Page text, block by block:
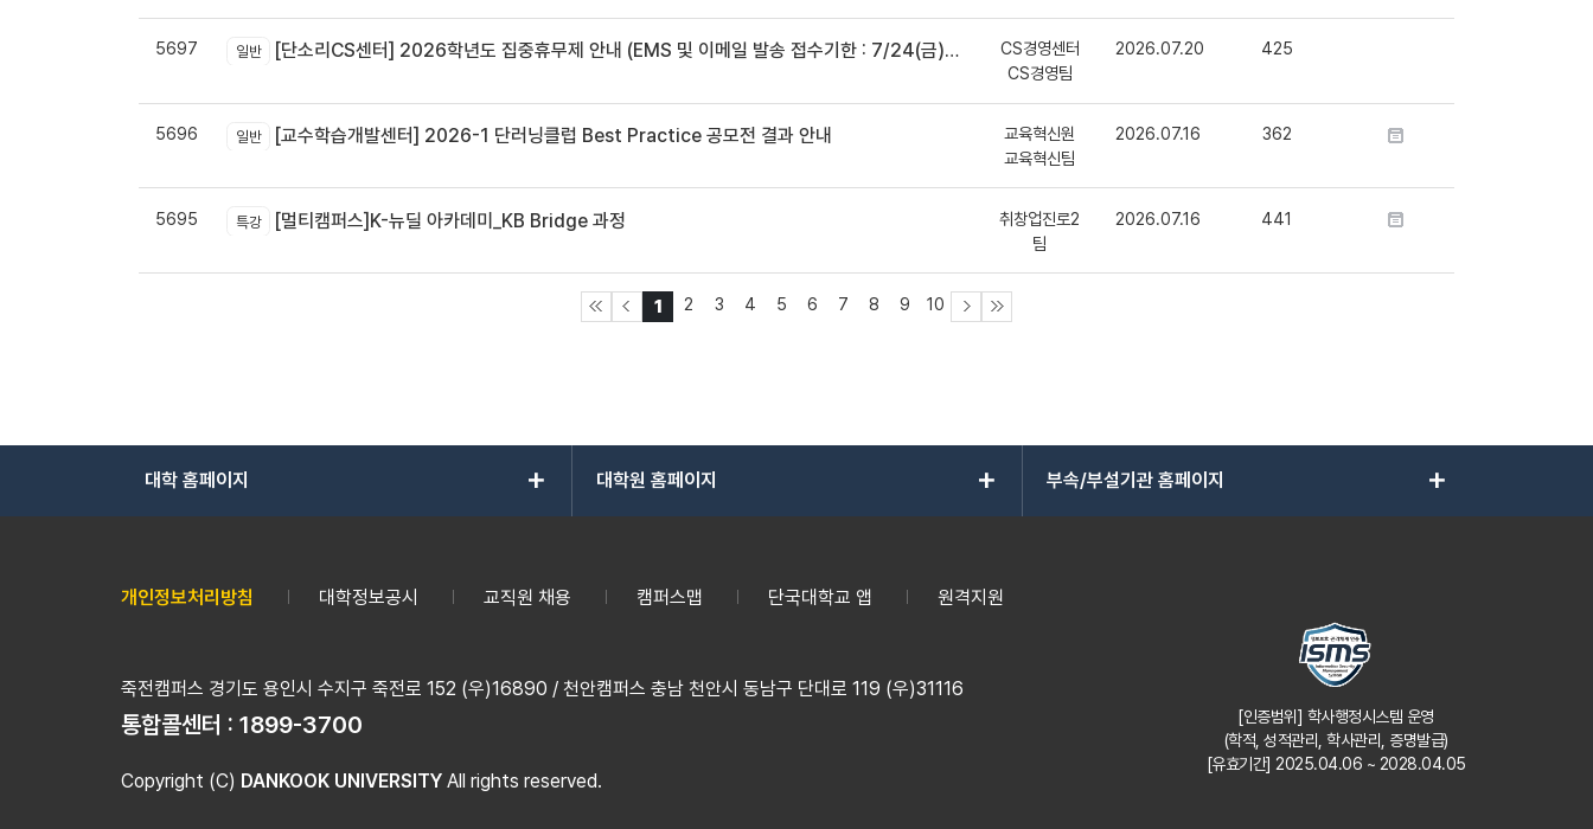
5697 일반 [단소리CS센터] 2026학년도 집중휴무제 안내 (EMS 및 이메일 발송 접수기한 : 7/24(금) 오후 12시까지)
CS경영센터
CS경영팀
2026.07.20 425
5696 일반 [교수학습개발센터] 2026-1 단러닝클럽 Best Practice 공모전 결과 안내
교육혁신원
교육혁신팀
2026.07.16 362
5695 특강 [멀티캠퍼스]K-뉴딜 아카데미_KB Bridge 과정
취창업진로2
팀
2026.07.16 441
1 2 3 4 5 6 7 8 9 10
대학 홈페이지 add 대학원 홈페이지 add 부속/부설기관 홈페이지 add
개인정보처리방침 대학정보공시 교직원 채용 캠퍼스맵 단국대학교 앱 원격지원
죽전캠퍼스 경기도 용인시 수지구 죽전로 152 (우)16890 / 천안캠퍼스 충남 천안시 동남구 단대로 119 (우)31116
통합콜센터 : 1899-3700
Copyright (C) DANKOOK UNIVERSITY All rights reserved.
[인증범위] 학사행정시스템 운영
(학적, 성적관리, 학사관리, 증명발급)
[유효기간] 2025.04.06 ~ 2028.04.05